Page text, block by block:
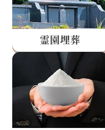
霊園埋葬